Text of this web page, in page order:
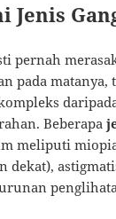
Jenis
pernah
pada matanya,
Beberapa
meliputi
dekat),